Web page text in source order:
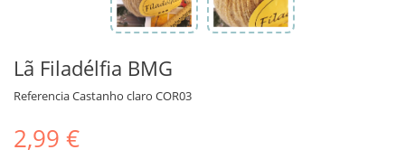
Lã Filadélfia BMG
ReferenciaCastanho claro COR03
2,99 €